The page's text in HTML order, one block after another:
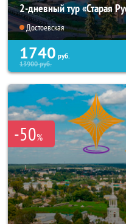
2-дневный тур «Старая
Достоевская
1740 руб.
13900руб.
-50%